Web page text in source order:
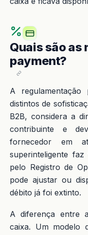
Quais são
payment?
A regulamentação
distintos de
B2B, considera a
contribuinte e
fornecedor em
superinteligente
pelo Registro de
pode ajustar ou
débito já foi extinto.
A diferença entre
caixa. Um modelo